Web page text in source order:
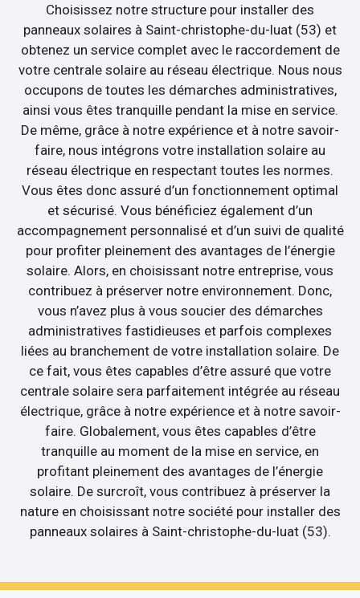
Choisissez notre structure pour installer des
panneaux solaires à Saint-christophe-du-luat (53) et
obtenez un service complet avec le raccordement de
votre centrale solaire au réseau électrique. Nous nous
occupons de toutes les démarches administratives,
ainsi vous êtes tranquille pendant la mise en service.
De même, grâce à notre expérience et à notre savoir-
faire, nous intégrons votre installation solaire au
réseau électrique en respectant toutes les normes.
Vous êtes donc assuré d’un fonctionnement optimal
et sécurisé. Vous bénéficiez également d’un
accompagnement personnalisé et d’un suivi de qualité
pour profiter pleinement des avantages de l’énergie
solaire. Alors, en choisissant notre entreprise, vous
contribuez à préserver notre environnement. Donc,
vous n’avez plus à vous soucier des démarches
administratives fastidieuses et parfois complexes
liées au branchement de votre installation solaire. De
ce fait, vous êtes capables d’être assuré que votre
centrale solaire sera parfaitement intégrée au réseau
électrique, grâce à notre expérience et à notre savoir-
faire. Globalement, vous êtes capables d’être
tranquille au moment de la mise en service, en
profitant pleinement des avantages de l’énergie
solaire. De surcroît, vous contribuez à préserver la
nature en choisissant notre société pour installer des
panneaux solaires à Saint-christophe-du-luat (53).